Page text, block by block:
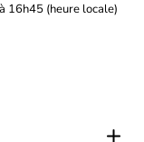
16h45 (heure locale)